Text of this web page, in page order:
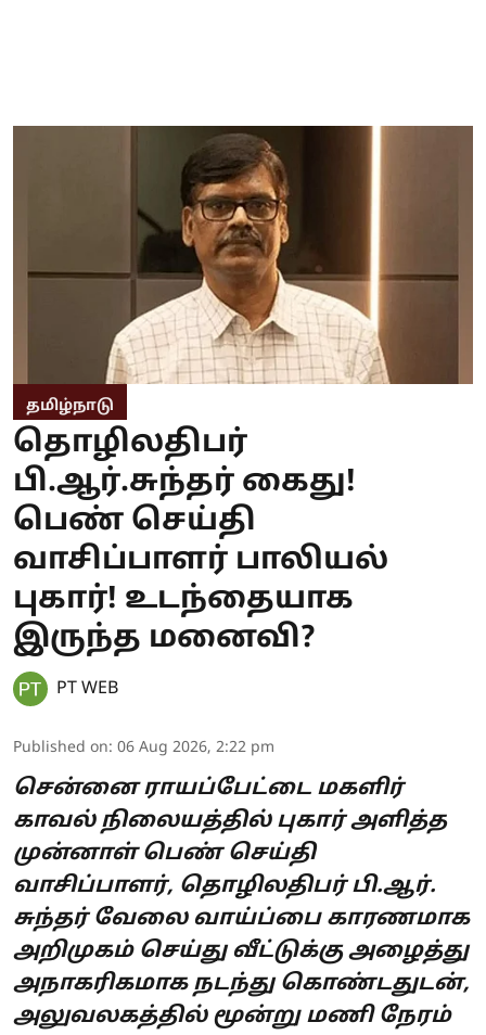
தமிழ்நாடு
தொழிலதிபர்
பி.ஆர்.சுந்தர் கைது!
பெண் செய்தி
வாசிப்பாளர் பாலியல்
புகார்! உடந்தையாக
இருந்த மனைவி?
PT WEB
Published on: 06 Aug 2026, 2:22 pm
சென்னை ராயப்பேட்டை மகளிர்
காவல் நிலையத்தில் புகார் அளித்த
முன்னாள் பெண் செய்தி
வாசிப்பாளர், தொழிலதிபர் பி.ஆர்.
சுந்தர் வேலை வாய்ப்பை காரணமாக
அறிமுகம் செய்து வீட்டுக்கு அழைத்து
அநாகரிகமாக நடந்து கொண்டதுடன்,
அலுவலகத்தில் மூன்று மணி நேரம்